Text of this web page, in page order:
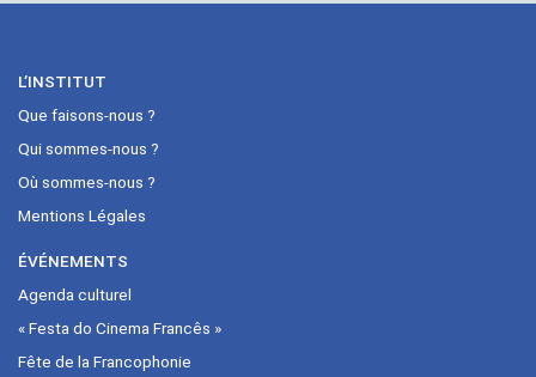
L’INSTITUT
Que faisons-nous ?
Qui sommes-nous ?
Où sommes-nous ?
Mentions Légales
ÉVÉNEMENTS
Agenda culturel
« Festa do Cinema Francês »
Fête de la Francophonie